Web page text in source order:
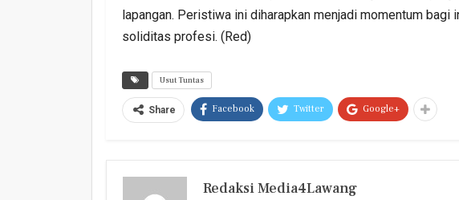
lapangan. Peristiwa ini diharapkan menjadi momentum bagi
soliditas profesi. (Red)
Usut Tuntas
Share Facebook Twitter Google+
Redaksi Media4Lawang